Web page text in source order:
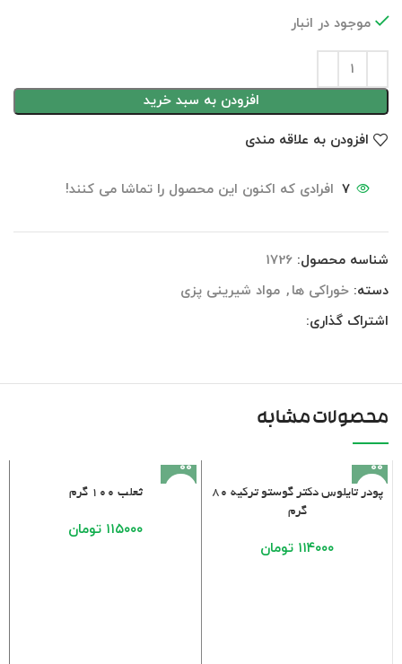
موجود در انبار
افزودن به سبد خرید
افزودن به علاقه مندی
7 افرادی که اکنون این محصول را تماشا می کنند!
شناسه محصول: 1726
دسته: خوراکی ها, مواد شیرینی پزی
اشتراک گذاری:
محصولات مشابه
پودر تایلوس دکتر گوستو ترکیه 80
گرم
۱۱۴۰۰۰ تومان
ثعلب 100 گرم
۱۱۵۰۰۰ تومان